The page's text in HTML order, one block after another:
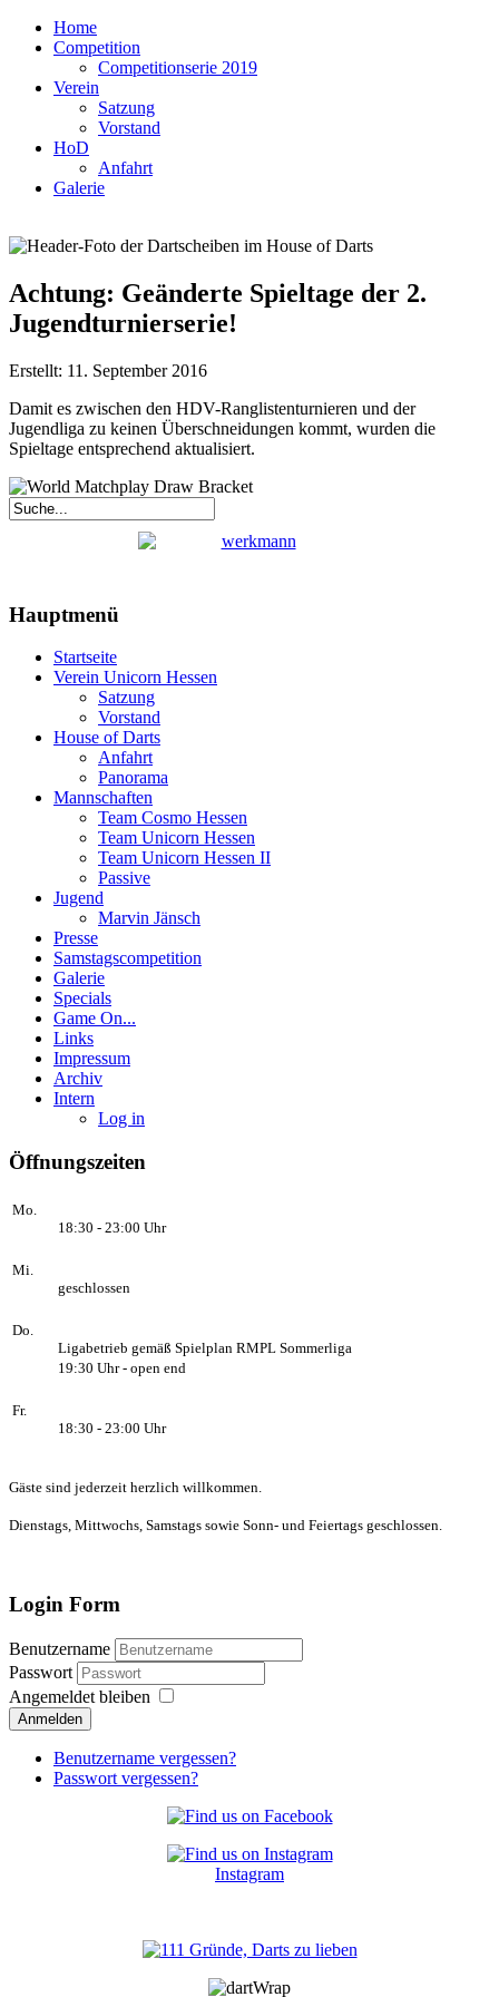
Home
Competition
Competitionserie 2019
Verein
Satzung
Vorstand
HoD
Anfahrt
Galerie
Achtung: Geänderte Spieltage der 2.
Jugendturnierserie!
Erstellt: 11. September 2016
Damit es zwischen den HDV-Ranglistenturnieren und der
Jugendliga zu keinen Überschneidungen kommt, wurden die
Spieltage entsprechend aktualisiert.
Hauptmenü
Startseite
Verein Unicorn Hessen
Satzung
Vorstand
House of Darts
Anfahrt
Panorama
Mannschaften
Team Cosmo Hessen
Team Unicorn Hessen
Team Unicorn Hessen II
Passive
Jugend
Marvin Jänsch
Presse
Samstagscompetition
Galerie
Specials
Game On...
Links
Impressum
Archiv
Intern
Log in
Öffnungszeiten
Mo.
18:30 - 23:00 Uhr
Mi.
geschlossen
Do.
Ligabetrieb gemäß Spielplan RMPL Sommerliga
19:30 Uhr - open end
Fr.
18:30 - 23:00 Uhr
Gäste sind jederzeit herzlich willkommen.
Dienstags, Mittwochs, Samstags sowie Sonn- und Feiertags geschlossen.
Login Form
Benutzername
Passwort
Angemeldet bleiben
Anmelden
Benutzername vergessen?
Passwort vergessen?
Instagram